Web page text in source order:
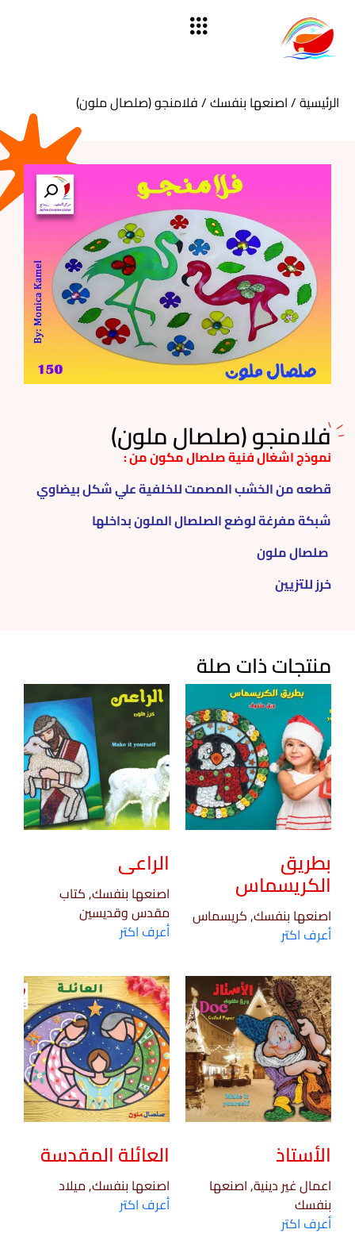
الرئيسية/اصنعها بنفسك/ فلامنجو (صلصال ملون)
فلامنجو (صلصال ملون)
نموذج اشغال فنية صلصال مكون من :
قطعه من الخشب المصمت للخلفية علي شكل بيضاوي
شبكة مفرغة لوضع الصلصال الملون بداخلها
صلصال ملون
خرز للتزيين
منتجات ذات صلة
بطريق
الكريسماس
اصنعها بنفسك, كريسماس
أعرف اكتر
الراعى
اصنعها بنفسك, كتاب
مقدس وقديسين
أعرف اكتر
الأستاذ
اعمال غير دينية, اصنعها
بنفسك
أعرف اكتر
العائلة المقدسة
اصنعها بنفسك, ميلاد
أعرف اكتر